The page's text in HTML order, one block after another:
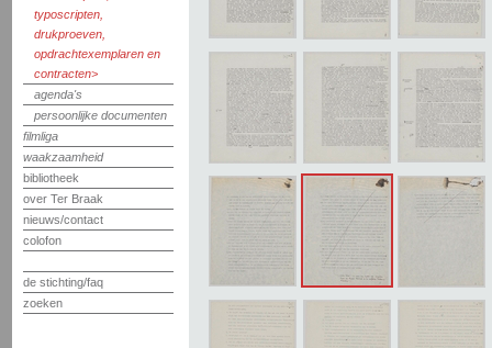
typoscripten,
drukproeven,
opdrachtexemplaren en
contracten
agenda's
persoonlijke documenten
filmliga
waakzaamheid
bibliotheek
over Ter Braak
nieuws/contact
colofon
de stichting/faq
zoeken